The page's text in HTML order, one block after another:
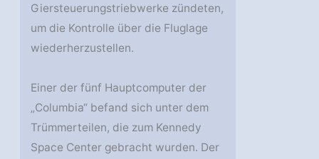
Giersteuerungstriebwerke zündeten,
um die Kontrolle über die Fluglage
wiederherzustellen.
Einer der fünf Hauptcomputer der
„Columbia“ befand sich unter dem
Trümmerteilen, die zum Kennedy
Space Center gebracht wurden. Der